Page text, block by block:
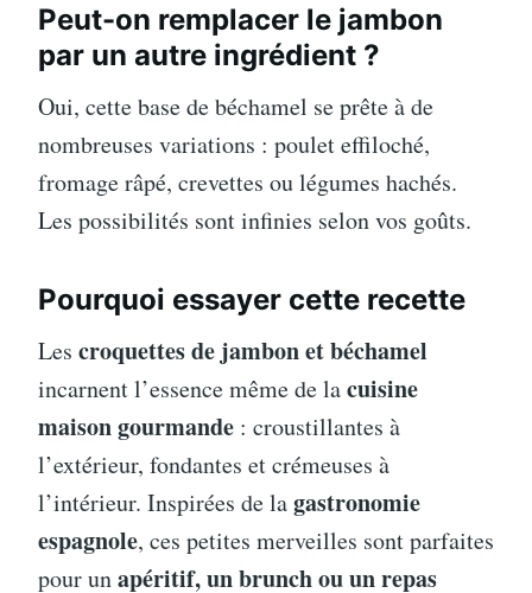
Peut-on remplacer le jambon
par un autre ingrédient ?
Oui, cette base de béchamel se prête à de
nombreuses variations : poulet effiloché,
fromage râpé, crevettes ou légumes hachés.
Les possibilités sont infinies selon vos goûts.
Pourquoi essayer cette recette
Les croquettes de jambon et béchamel
incarnent l’essence même de lacuisine
maison gourmande : croustillantes à
l’extérieur, fondantes et crémeuses à
l’intérieur. Inspirées de lagastronomie
espagnole, ces petites merveilles sont parfaites
pour unapéritif, un brunch ou un repas